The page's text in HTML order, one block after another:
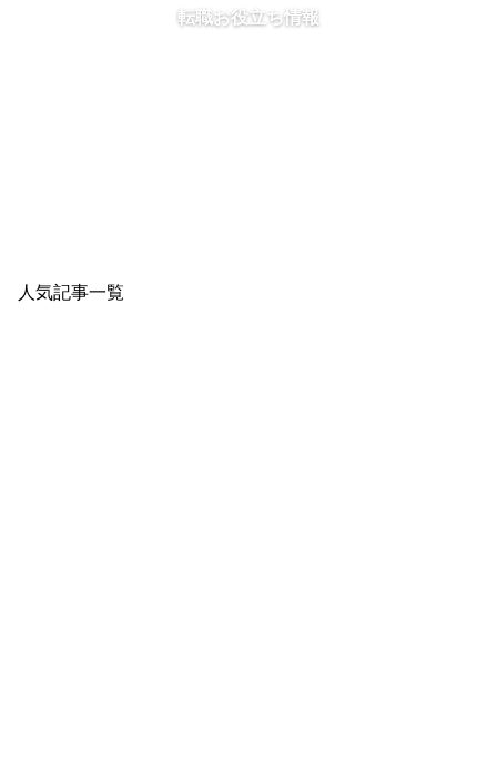
転職お役立ち情報
人気記事一覧